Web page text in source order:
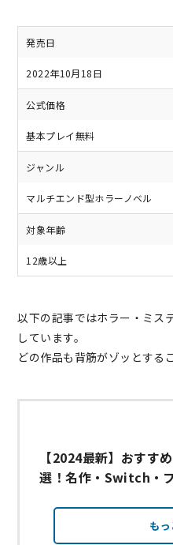
発売日
2022年10月18日
公式価格
基本プレイ無料
ジャンル
マルチエンド型ホラーノベル
対象年齢
12歳以上
以下の記事ではホラー・ミス
しています。
どの作品も背筋がゾッとする
【2024最新】おすす
選！名作・Switch・
も